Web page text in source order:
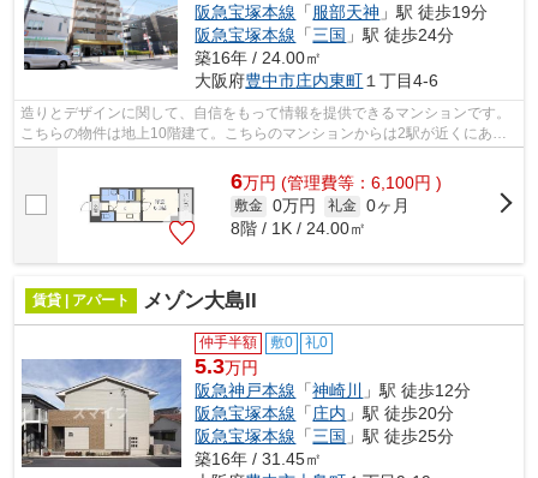
阪急宝塚本線 「服部天神 」駅 徒歩19分
阪急宝塚本線 「三国 」駅 徒歩24分
築16年 / 24.00㎡
大阪府豊中市庄内東町 １丁目4-6
造りとデザインに関して、自信をもって情報を提供できるマンションです。
こちらの物件は地上10階建て。こちらのマンションからは2駅が近くにあ
り、移動範囲も広がります。エレベーター...
6万円 (管理費等：6,100円 )
敷金 0万円 礼金 0ヶ月
8階 / 1K / 24.00㎡
賃貸 | アパート メゾン大島II
仲手半額 敷0 礼0
5.3万円
阪急神戸本線 「神崎川
」駅 徒歩12分
阪急宝塚本線 「庄内 」駅 徒歩20分
阪急宝塚本線 「三国 」駅 徒歩25分
築16年 / 31.45㎡